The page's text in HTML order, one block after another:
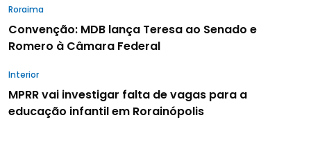
Roraima
Convenção: MDB lança Teresa ao Senado e
Romero à Câmara Federal
Interior
MPRR vai investigar falta de vagas para a
educação infantil em Rorainópolis